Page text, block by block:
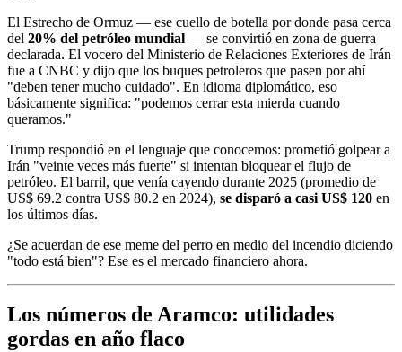
El Estrecho de Ormuz — ese cuello de botella por donde pasa cerca
del 20% del petróleo mundial — se convirtió en zona de guerra
declarada. El vocero del Ministerio de Relaciones Exteriores de Irán
fue a CNBC y dijo que los buques petroleros que pasen por ahí
"deben tener mucho cuidado". En idioma diplomático, eso
básicamente significa: "podemos cerrar esta mierda cuando
queramos."
Trump respondió en el lenguaje que conocemos: prometió golpear a
Irán "veinte veces más fuerte" si intentan bloquear el flujo de
petróleo. El barril, que venía cayendo durante 2025 (promedio de
US$ 69.2 contra US$ 80.2 en 2024), se disparó a casi US$ 120 en
los últimos días.
¿Se acuerdan de ese meme del perro en medio del incendio diciendo
"todo está bien"? Ese es el mercado financiero ahora.
Los números de Aramco: utilidades
gordas en año flaco